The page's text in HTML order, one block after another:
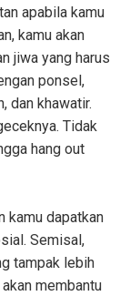
apabila kamu
kamu akan
jiwa yang harus
ponsel,
dan khawatir.
Tidak
hang out
kamu dapatkan
Semisal,
tampak lebih
membantu